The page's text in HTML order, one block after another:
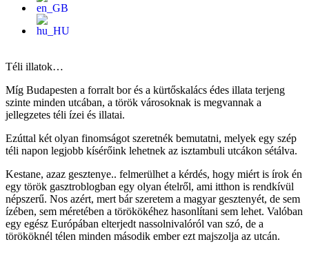
Téli illatok…
Míg Budapesten a forralt bor és a kürtőskalács édes illata terjeng
szinte minden utcában, a török városoknak is megvannak a
jellegzetes téli ízei és illatai.
Ezúttal két olyan finomságot szeretnék bemutatni, melyek egy szép
téli napon legjobb kísérőink lehetnek az isztambuli utcákon sétálva.
Kestane, azaz gesztenye.. felmerülhet a kérdés, hogy miért is írok én
egy török gasztroblogban egy olyan ételről, ami itthon is rendkívül
népszerű. Nos azért, mert bár szeretem a magyar gesztenyét, de sem
ízében, sem méretében a törökökéhez hasonlítani sem lehet. Valóban
egy egész Európában elterjedt nassolnivalóról van szó, de a
törököknél télen minden második ember ezt majszolja az utcán.